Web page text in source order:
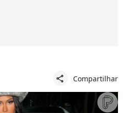
share Compartilhar